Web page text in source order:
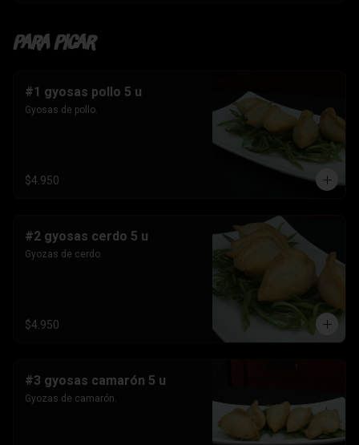
-1 Bebida
    Coca Cola sin azúcar 1.5 ltros
Para Picar
#1 gyosas pollo 5 u
Gyosas de pollo.
$4.950
#2 gyosas cerdo 5 u
Gyozas de cerdo.
$4.950
#3 gyosas camarón 5 u
Gyozas de camarón.